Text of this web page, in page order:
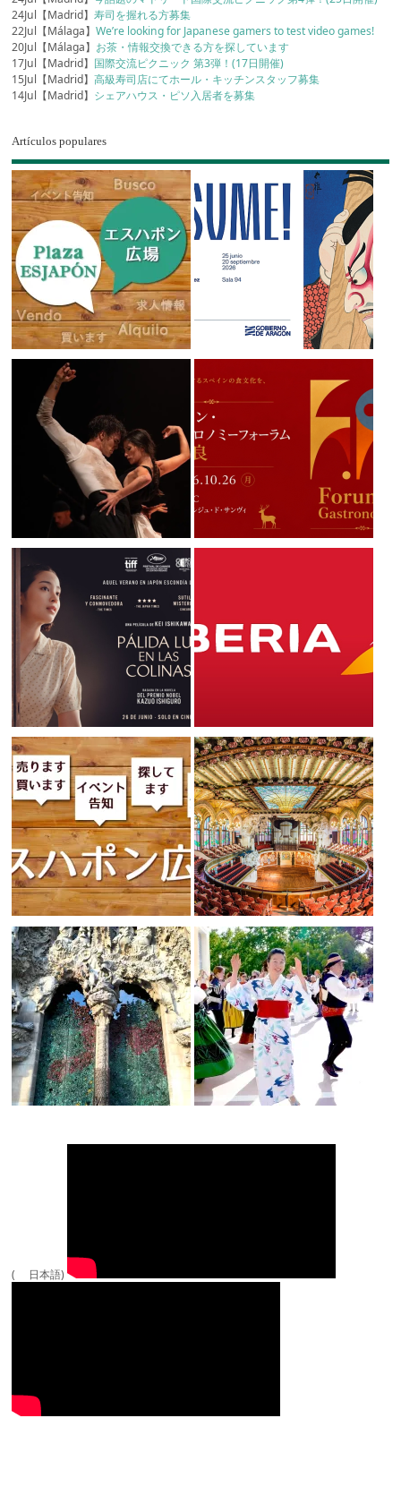
24Jul【Madrid】寿司を握れる方募集
22Jul【Málaga】We’re looking for Japanese gamers to test video games!
20Jul【Málaga】 お茶・情報交換できる方を探しています
17Jul【Madrid】 国際交流ピクニック 第3弾！(17日開催)
15Jul【Madrid】高級寿司店にてホール・キッチンスタッフ募集
14Jul【Madrid】 シェアハウス・ピソ入居者を募集
Artículos populares
( 日本語)